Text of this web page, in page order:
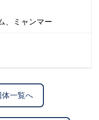
、ミャンマー
体一覧へ